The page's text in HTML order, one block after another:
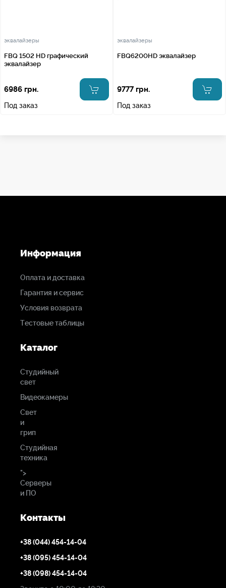
эквалайзеры
FBQ 1502 HD графический
эквалайзер
6986 грн.
Под заказ
эквалайзеры
FBQ6200HD эквалайзер
9777 грн.
Под заказ
Информация
Оплата и доставка
Гарантия и сервис
Условия возврата
Тестовые таблицы
Каталог
Студийный
свет
Видеокамеры
Свет
и
грип
Студийная
техника
">
Серверы
и ПО
Контакты
+38 (044) 454-14-04
+38 (095) 454-14-04
+38 (098) 454-14-04